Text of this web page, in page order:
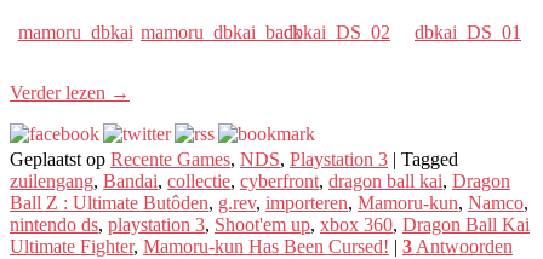
mamoru_dbkai mamoru_dbkai_backdbkai_DS_02 dbkai_DS_01
Verder lezen →
Geplaatst op Recente Games, NDS, Playstation 3 | Tagged
zuilengang, Bandai, collectie, cyberfront, dragon ball kai, Dragon
Ball Z : Ultimate Butôden, g.rev, importeren, Mamoru-kun, Namco,
nintendo ds, playstation 3, Shoot'em up, xbox 360, Dragon Ball Kai
Ultimate Fighter, Mamoru-kun Has Been Cursed! | 3 Antwoorden